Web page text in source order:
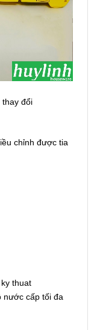
đổi
chỉnh được tia
nước cấp tối đa